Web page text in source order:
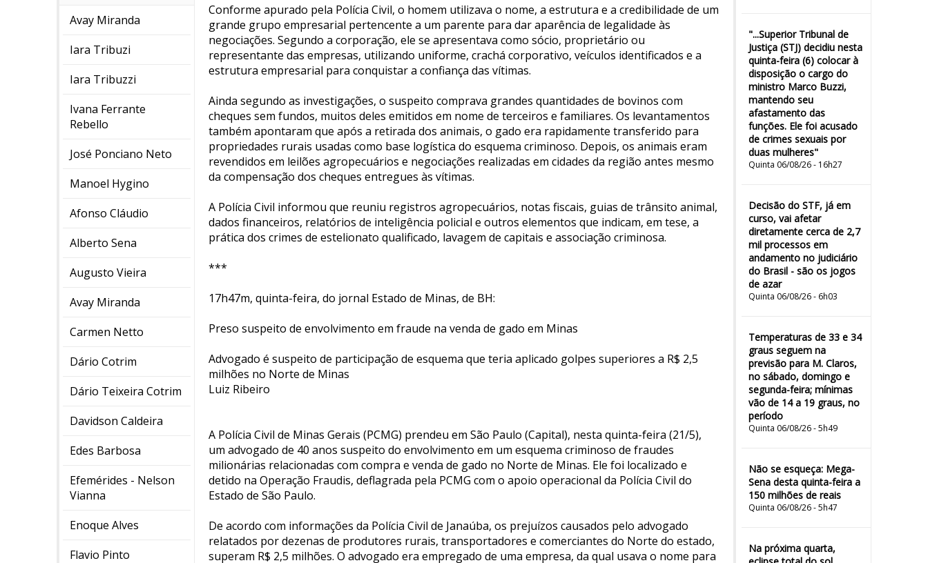
Avay Miranda
Iara Tribuzi
Iara Tribuzzi
Ivana Ferrante
Rebello
José Ponciano Neto
Manoel Hygino
Afonso Cláudio
Alberto Sena
Augusto Vieira
Avay Miranda
Carmen Netto
Dário Cotrim
Dário Teixeira Cotrim
Davidson Caldeira
Edes Barbosa
Efemérides - Nelson
Vianna
Enoque Alves
Flavio Pinto
"...Superior Tribunal de
Justiça (STJ) decidiu nesta
quinta-feira (6) colocar à
disposição o cargo do
ministro Marco Buzzi,
mantendo seu
afastamento das
funções. Ele foi acusado
de crimes sexuais por
duas mulheres"
Quinta 06/08/26 - 16h27
Decisão do STF, já em
curso, vai afetar
diretamente cerca de 2,7
mil processos em
andamento no judiciário
do Brasil - são os jogos
de azar
Quinta 06/08/26 - 6h03
Temperaturas de 33 e 34
graus seguem na
previsão para M. Claros,
no sábado, domingo e
segunda-feira; mínimas
vão de 14 a 19 graus, no
período
Quinta 06/08/26 - 5h49
Não se esqueça: Mega-
Sena desta quinta-feira a
150 milhões de reais
Quinta 06/08/26 - 5h47
Na próxima quarta,
Conforme apurado pela Polícia Civil, o homem utilizava o nome, a estrutura e a credibilidade de um
grande grupo empresarial pertencente a um parente para dar aparência de legalidade às
negociações. Segundo a corporação, ele se apresentava como sócio, proprietário ou
representante das empresas, utilizando uniforme, crachá corporativo, veículos identificados e a
estrutura empresarial para conquistar a confiança das vítimas.
Ainda segundo as investigações, o suspeito comprava grandes quantidades de bovinos com
cheques sem fundos, muitos deles emitidos em nome de terceiros e familiares. Os levantamentos
também apontaram que após a retirada dos animais, o gado era rapidamente transferido para
propriedades rurais usadas como base logística do esquema criminoso. Depois, os animais eram
revendidos em leilões agropecuários e negociações realizadas em cidades da região antes mesmo
da compensação dos cheques entregues às vítimas.
A Polícia Civil informou que reuniu registros agropecuários, notas fiscais, guias de trânsito animal,
dados financeiros, relatórios de inteligência policial e outros elementos que indicam, em tese, a
prática dos crimes de estelionato qualificado, lavagem de capitais e associação criminosa.
***
17h47m, quinta-feira, do jornal Estado de Minas, de BH:
Preso suspeito de envolvimento em fraude na venda de gado em Minas
Advogado é suspeito de participação de esquema que teria aplicado golpes superiores a R$ 2,5
milhões no Norte de Minas
Luiz Ribeiro
A Polícia Civil de Minas Gerais (PCMG) prendeu em São Paulo (Capital), nesta quinta-feira (21/5),
um advogado de 40 anos suspeito do envolvimento em um esquema criminoso de fraudes
milionárias relacionadas com compra e venda de gado no Norte de Minas. Ele foi localizado e
detido na Operação Fraudis, deflagrada pela PCMG com o apoio operacional da Polícia Civil do
Estado de São Paulo.
De acordo com informações da Polícia Civil de Janaúba, os prejuízos causados pelo advogado
relatados por dezenas de produtores rurais, transportadores e comerciantes do Norte do estado,
superam R$ 2,5 milhões. O advogado era empregado de uma empresa, da qual usava o nome para